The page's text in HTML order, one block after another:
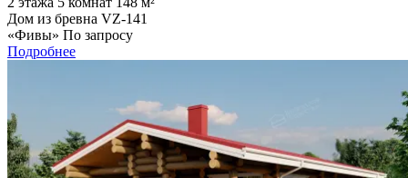
Дом из бревна VZ-141
«Фивы» По запросу
Подробнее